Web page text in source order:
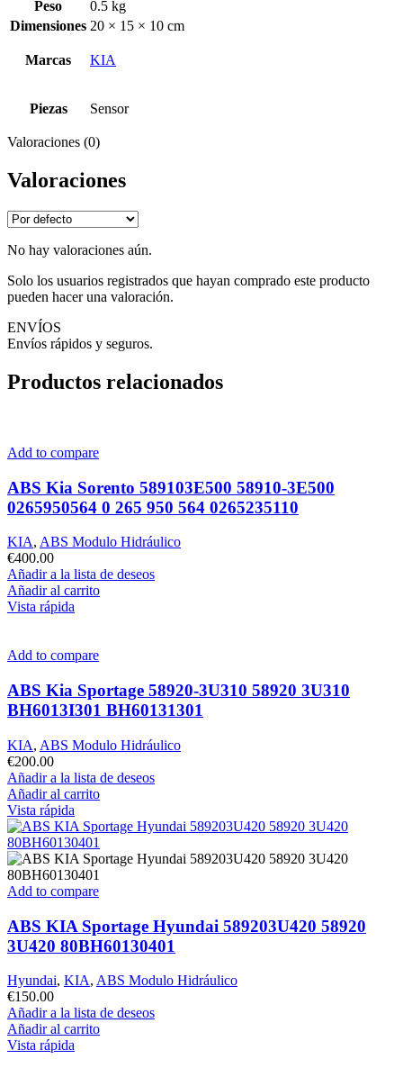
Peso
0.5 kg
Dimensiones 20 × 15 × 10 cm
Marcas KIA
Piezas Sensor
Valoraciones (0)
Valoraciones
No hay valoraciones aún.
Solo los usuarios registrados que hayan comprado este producto
pueden hacer una valoración.
ENVÍOS
Envíos rápidos y seguros.
Productos relacionados
Add to compare
ABS Kia Sorento 589103E500 58910-3E500
0265950564 0 265 950 564 0265235110
KIA, ABS Modulo Hidráulico
€400.00
Añadir a la lista de deseos
Añadir al carrito
Vista rápida
Add to compare
ABS Kia Sportage 58920-3U310 58920 3U310
BH6013I301 BH60131301
KIA, ABS Modulo Hidráulico
€200.00
Añadir a la lista de deseos
Añadir al carrito
Vista rápida
Add to compare
ABS KIA Sportage Hyundai 589203U420 58920
3U420 80BH60130401
Hyundai, KIA, ABS Modulo Hidráulico
€150.00
Añadir a la lista de deseos
Añadir al carrito
Vista rápida